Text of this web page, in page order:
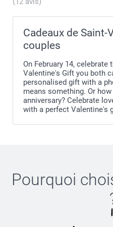
Cadeaux de Saint-
couples
On February 14,
Valentine's Gift you both
personalised gift with a
means something. Or
anniversary? Celebrate
with a perfect Valentine's
Pourquoi